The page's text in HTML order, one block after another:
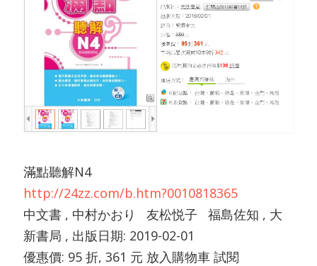
滿點聽解N4
http://24zz.com/b.htm?0010818365
中文書 , 中村かおり 友松悦子 福島佐知 , 大
新書局 , 出版日期: 2019-02-01
優惠價: 95 折, 361 元 放入購物車 試閱